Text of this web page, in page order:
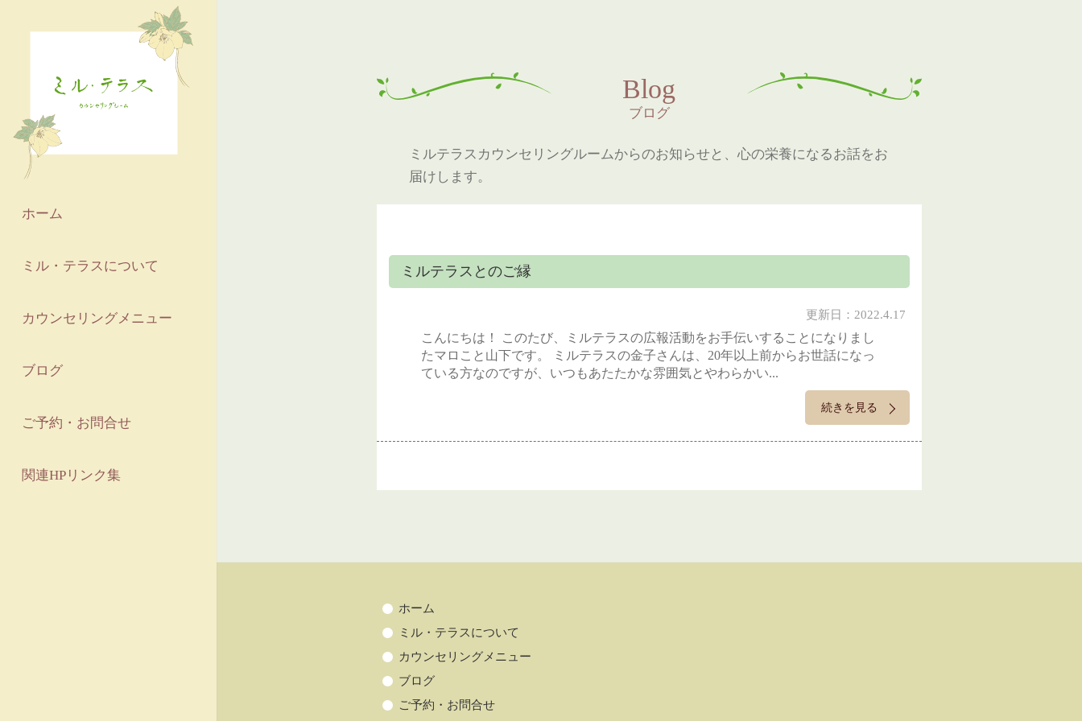
ホーム
ミル・テラスについて
カウンセリングメニュー
ブログ
ご予約・お問合せ
関連HPリンク集
Blog
ブログ
ミルテラスカウンセリングルームからのお知らせと、心の栄養になるお話をお
届けします。
ミルテラスとのご縁
更新日：2022.4.17
こんにちは！ このたび、ミルテラスの広報活動をお手伝いすることになりまし
たマロこと山下です。 ミルテラスの金子さんは、20年以上前からお世話になっ
ている方なのですが、いつもあたたかな雰囲気とやわらかい...
続きを見る
ホーム
ミル・テラスについて
カウンセリングメニュー
ブログ
ご予約・お問合せ